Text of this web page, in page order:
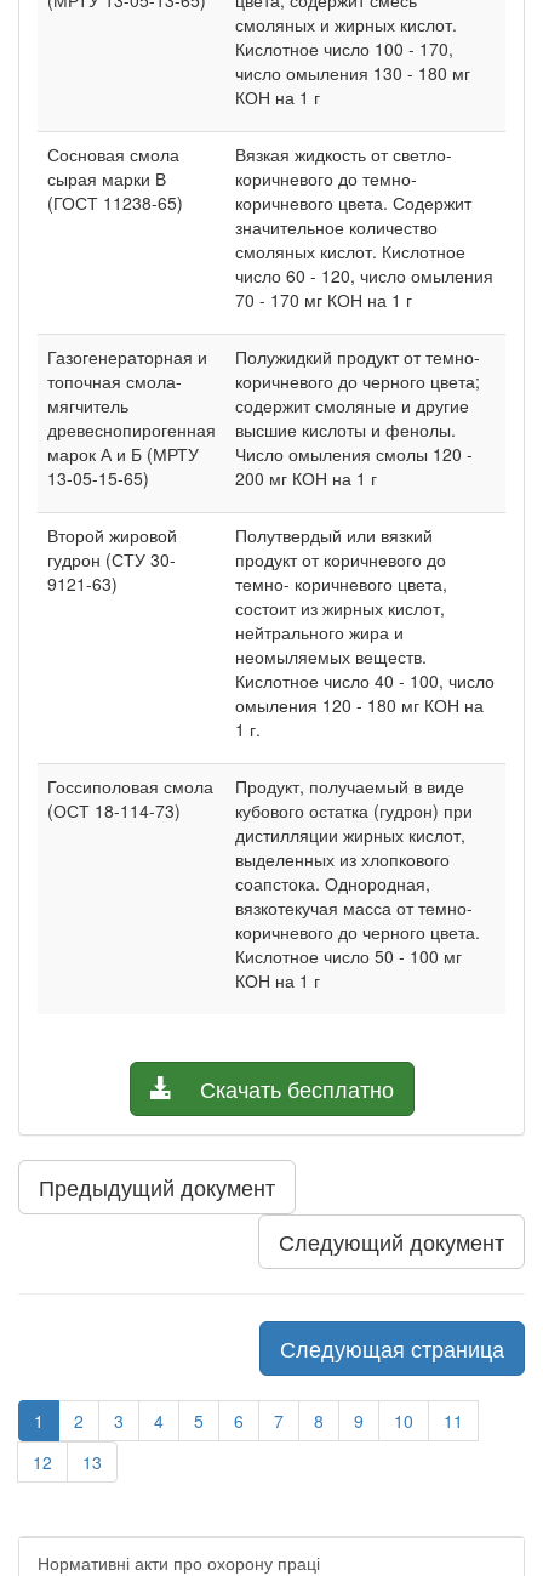
смоляных и жирных кислот.
Кислотное число 100 - 170,
число омыления 130 - 180 мг
КОН на 1 г
Сосновая смола
сырая марки В
(ГОСТ 11238-65)
Вязкая жидкость от светло-
коричневого до темно-
коричневого цвета. Содержит
значительное количество
смоляных кислот. Кислотное
число 60 - 120, число омыления
70 - 170 мг КОН на 1 г
Газогенераторная и
топочная смола-
мягчитель
древеснопирогенная
марок А и Б (МРТУ
13-05-15-65)
Полужидкий продукт от темно-
коричневого до черного цвета;
содержит смоляные и другие
высшие кислоты и фенолы.
Число омыления смолы 120 -
200 мг КОН на 1 г
Второй жировой
гудрон (СТУ 30-
9121-63)
Полутвердый или вязкий
продукт от коричневого до
темно- коричневого цвета,
состоит из жирных кислот,
нейтрального жира и
неомыляемых веществ.
Кислотное число 40 - 100, число
омыления 120 - 180 мг КОН на
1 г.
Госсиполовая смола
(ОСТ 18-114-73)
Продукт, получаемый в виде
кубового остатка (гудрон) при
дистилляции жирных кислот,
выделенных из хлопкового
соапстока. Однородная,
вязкотекучая масса от темно-
коричневого до черного цвета.
Кислотное число 50 - 100 мг
КОН на 1 г
Скачать бесплатно
Предыдущий документ
Следующий документ
Следующая страница
1 2 3 4 5 6 7 8 9 10
11
12
13
Нормативні акти про охорону праці